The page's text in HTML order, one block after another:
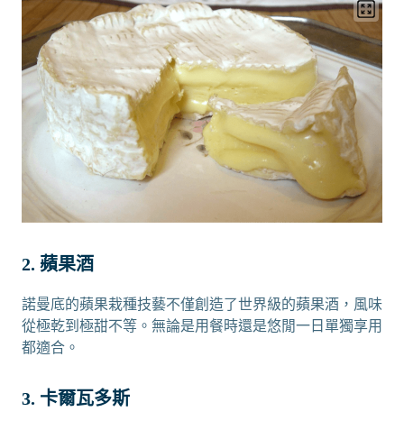
2. 蘋果酒
諾曼底的蘋果栽種技藝不僅創造了世界級的蘋果酒，風味
從極乾到極甜不等。無論是用餐時還是悠閒一日單獨享用
都適合。
3. 卡爾瓦多斯